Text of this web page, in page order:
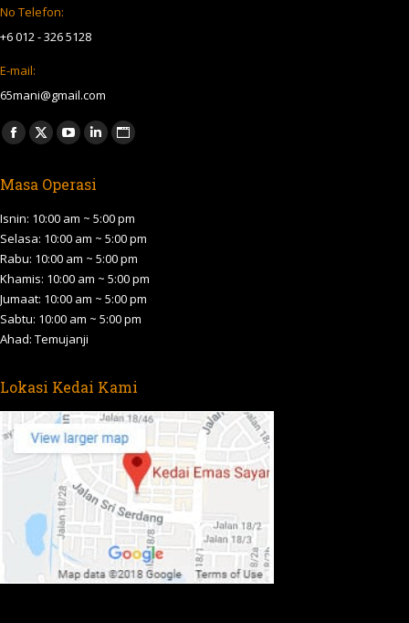
No Telefon:
+6 012 - 326 5128
E-mail:
65mani@gmail.com
Find us on:
Facebook
opens
in
new
window
X
opens
in
new
window
YouTube
opens
in
new
window
Linkedin
opens
in
new
window
Website
in
new
window
Masa Operasi
Isnin: 10:00 am ~ 5:00 pm
Selasa: 10:00 am ~ 5:00 pm
Rabu: 10:00 am ~ 5:00 pm
Khamis: 10:00 am ~ 5:00 pm
Jumaat: 10:00 am ~ 5:00 pm
Sabtu: 10:00 am ~ 5:00 pm
Ahad: Temujanji
Lokasi Kedai Kami